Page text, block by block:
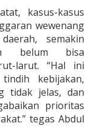
kasus-kasus
wewenang
semakin
belum bisa
larut. “Hal ini
kebijakan,
tidak jelas, dan
prioritas
tegas Abdul